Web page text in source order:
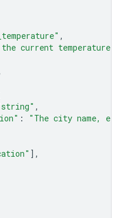
,
the current
,
:
"The city name,
],